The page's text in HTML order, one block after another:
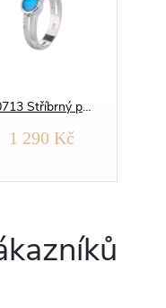
10713 Stříbrný prsten SOLITÉR modrý OPÁL
1 290 Kč